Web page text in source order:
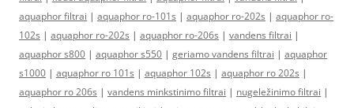
aquaphor filtrai | aquaphor ro-101s | aquaphor ro-202s | aquaphor ro-
102s | aquaphor ro-202s | aquaphor ro-206s | vandens filtrai |
aquaphor s800 | aquaphor s550 | geriamo vandens filtrai | aquaphor
s1000 | aquaphor ro 101s | aquaphor 102s | aquaphor ro 202s |
aquaphor ro 206s | vandens minkstinimo filtrai | nugeležinimo filtrai |